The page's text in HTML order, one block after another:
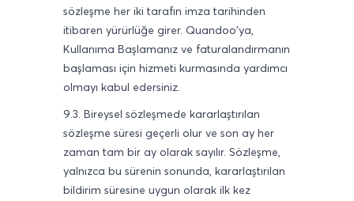
sözleşme her iki tarafın imza tarihinden
itibaren yürürlüğe girer. Quandoo'ya,
Kullanıma Başlamanız ve faturalandırmanın
başlaması için hizmeti kurmasında yardımcı
olmayı kabul edersiniz.
9.3. Bireysel sözleşmede kararlaştırılan
sözleşme süresi geçerli olur ve son ay her
zaman tam bir ay olarak sayılır. Sözleşme,
yalnızca bu sürenin sonunda, kararlaştırılan
bildirim süresine uygun olarak ilk kez